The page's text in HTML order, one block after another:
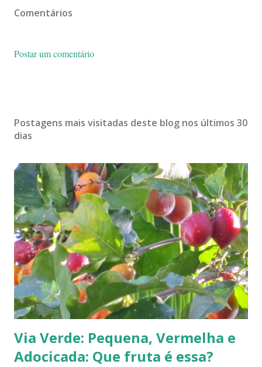
Comentários
Postar um comentário
Postagens mais visitadas deste blog nos últimos 30
dias
Via Verde: Pequena, Vermelha e
Adocicada: Que fruta é essa?